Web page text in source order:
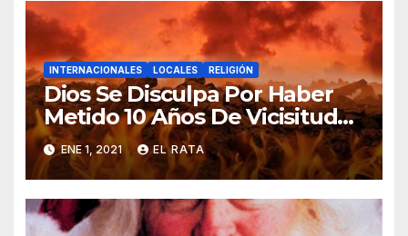
INTERNACIONALES LOCALES RELIGIÓN
Dios Se Disculpa Por Haber
Metido 10 Años De Vicisitudes
En El 2020
ENE 1, 2021 EL RATA